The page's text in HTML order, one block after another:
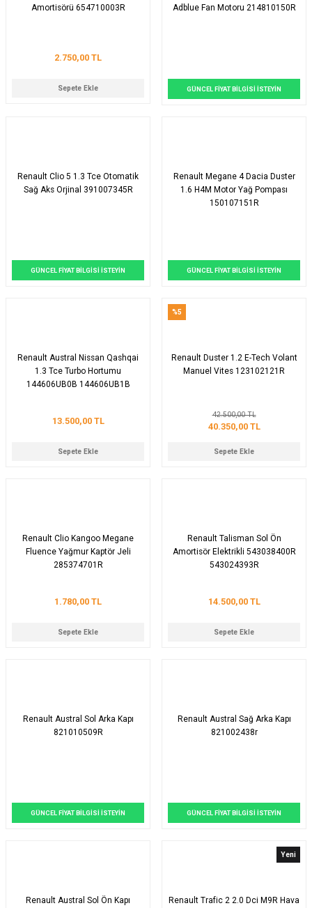
Amortisörü 654710003R
2.750,00 TL
Sepete Ekle
Adblue Fan Motoru 214810150R
GÜNCEL FİYAT BİLGİSİ İSTEYİN
Renault Clio 5 1.3 Tce Otomatik
Sağ Aks Orjinal 391007345R
GÜNCEL FİYAT BİLGİSİ İSTEYİN
Renault Megane 4 Dacia Duster
1.6 H4M Motor Yağ Pompası
150107151R
GÜNCEL FİYAT BİLGİSİ İSTEYİN
Renault Austral Nissan Qashqai
1.3 Tce Turbo Hortumu
144606UB0B 144606UB1B
13.500,00 TL
Sepete Ekle
%5
Renault Duster 1.2 E-Tech Volant
Manuel Vites 123102121R
42.500,00 TL
40.350,00 TL
Sepete Ekle
Renault Clio Kangoo Megane
Fluence Yağmur Kaptör Jeli
285374701R
1.780,00 TL
Sepete Ekle
Renault Talisman Sol Ön
Amortisör Elektrikli 543038400R
543024393R
14.500,00 TL
Sepete Ekle
Renault Austral Sol Arka Kapı
821010509R
GÜNCEL FİYAT BİLGİSİ İSTEYİN
Renault Austral Sağ Arka Kapı
821002438r
GÜNCEL FİYAT BİLGİSİ İSTEYİN
Renault Austral Sol Ön Kapı
Yeni
Renault Trafic 2 2.0 Dci M9R Hava